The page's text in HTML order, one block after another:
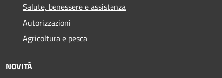
Salute, benessere e assistenza
Autorizzazioni
Agricoltura e pesca
NOVITÀ